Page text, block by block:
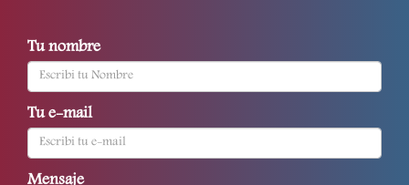
Tu nombre
Tu e-mail
Mensaje